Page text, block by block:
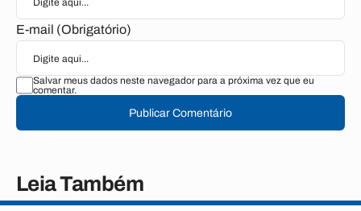
E-mail (Obrigatório)
Salvar meus dados neste navegador para a próxima vez que eu
comentar.
Publicar Comentário
Leia Também